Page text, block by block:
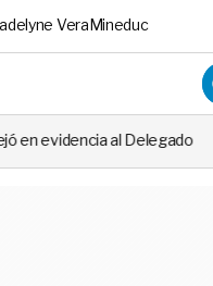
VeraMineduc
Delegado Escándalo